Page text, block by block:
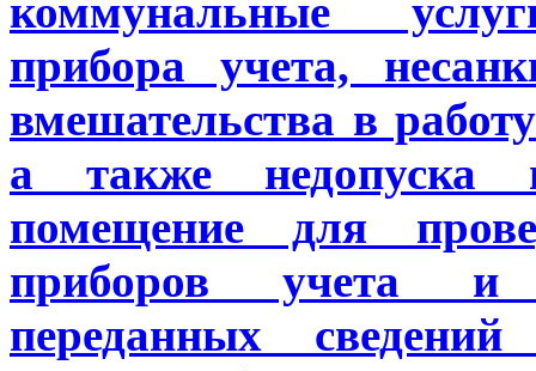
коммунальные
прибора учета,
вмешательства в
а также недопуска
помещение для
приборов учета и
переданных